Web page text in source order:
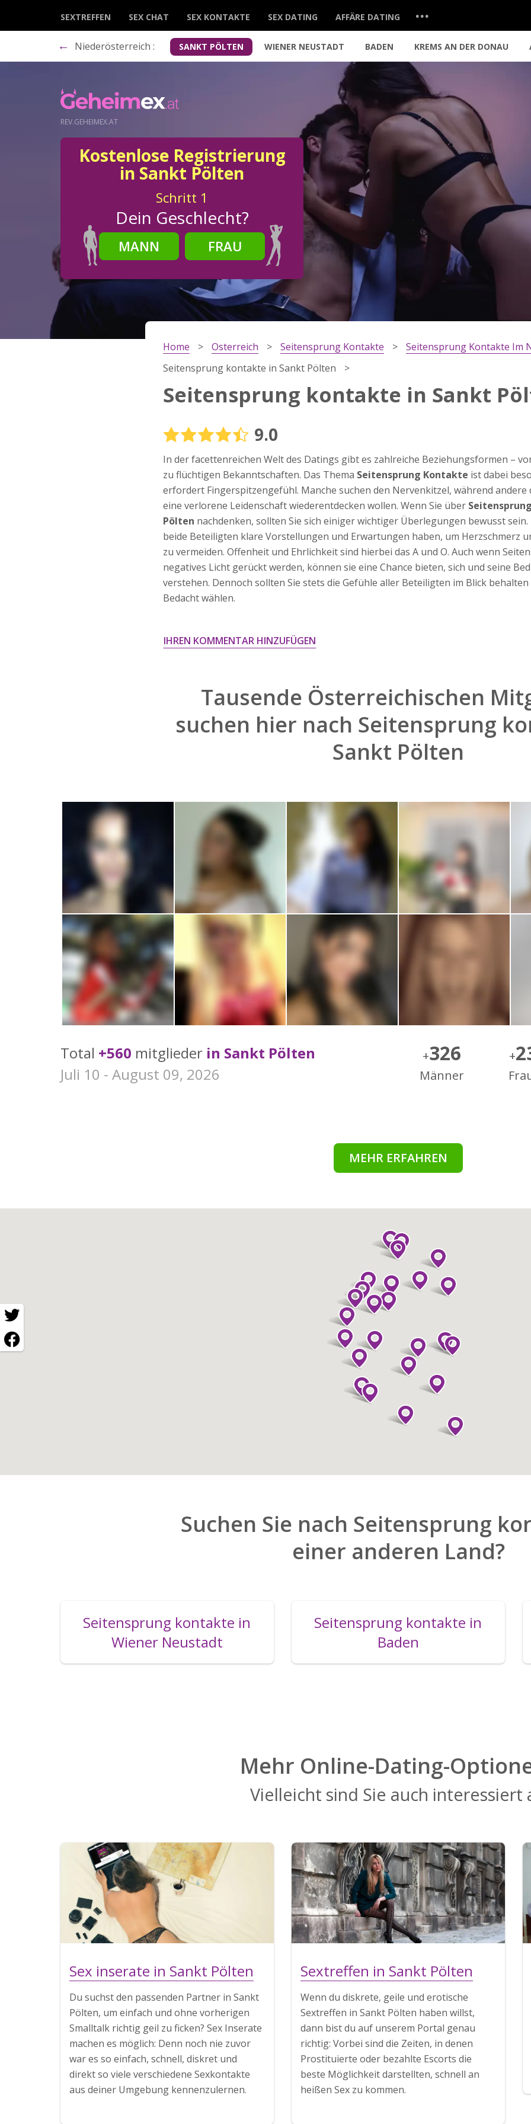
SEXTREFFEN SEX CHAT SEX KONTAKTE SEX DATING AFFÄRE DATING ...
← Niederösterreich : SANKT PÖLTEN WIENER NEUSTADT BADEN KREMS AN DER DONAU
REV.GEHEIMEX.AT
Kostenlose Registrierung
in Sankt Pölten
Schritt 1
Dein Geschlecht?
MANN
FRAU
Schritt2
Dein Geburtsdatum?
Schritt3
Deine E-Mail?
Mit meiner Anmeldung erkläre ich mich mit den
einverstanden. Ich erhalte Informationen und
kann ich jederzeit widersprechen.
JETZT ANMELDEN!
Home Osterreich Seitensprung Kontakte
Seitensprung Kontakte Im
Seitensprung kontakte in Sankt Pölten
Seitensprung kontakte in Sankt
9.0
In der facettenreichen Welt des Datings gibt es zahlreiche Beziehungsformen –
zu flüchtigen Bekanntschaften. Das Thema Seitensprung Kontakte ist dabei
erfordert Fingerspitzengefühl. Manche suchen den Nervenkitzel, während andere
eine verlorene Leidenschaft wiederentdecken wollen. Wenn Sie über
Pölten nachdenken, sollten Sie sich einiger wichtiger Überlegungen bewusst sein.
beide Beteiligten klare Vorstellungen und Erwartungen haben, um Herzschmerz
zu vermeiden. Offenheit und Ehrlichkeit sind hierbei das A und O. Auch wenn
negatives Licht gerückt werden, können sie eine Chance bieten, sich und seine
verstehen. Dennoch sollten Sie stets die Gefühle aller Beteiligten im Blick
Bedacht wählen.
IHREN KOMMENTAR HINZUFÜGEN
Tausende Österreichischen
suchen hier nach Seitensprung
Sankt Pölten
Total +560 mitglieder in Sankt Pölten
Juli 10 - August 09, 2026
+326
Männer
+
MEHR ERFAHREN
Suchen Sie nach Seitensprung
einer anderen Land?
Seitensprung kontakte in
Wiener Neustadt
Seitensprung kontakte in
Baden
Mehr Online-Dating-
Vielleicht sind Sie auch interessiert
Sex inserate in Sankt Pölten
Du suchst den passenden Partner in Sankt
Pölten, um einfach und ohne vorherigen
Smalltalk richtig geil zu ficken? Sex Inserate
machen es möglich: Denn noch nie zuvor
war es so einfach, schnell, diskret und
direkt so viele verschiedene Sexkontakte
aus deiner Umgebung kennenzulernen.
Sextreffen in Sankt Pölten
Wenn du diskrete, geile und erotische
Sextreffen in Sankt Pölten haben willst,
dann bist du auf unserem Portal genau
richtig: Vorbei sind die Zeiten, in denen
Prostituierte oder bezahlte Escorts die
beste Möglichkeit darstellten, schnell an
heißen Sex zu kommen.